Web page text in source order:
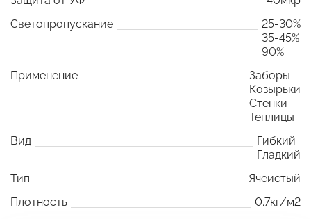
Светопропускание
25-30%
35-45%
90%
Применение
Заборы
Козырьки
Стенки
Теплицы
Вид
Гибкий
Гладкий
Тип
Ячеистый
Плотность
0.7кг/м2